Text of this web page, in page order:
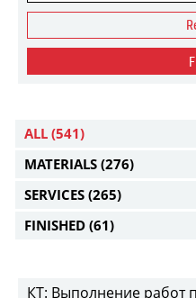
ALL (541)
MATERIALS (276)
SERVICES (265)
FINISHED (61)
КТ: Выполнение работ